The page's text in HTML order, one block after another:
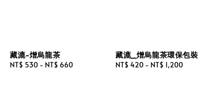
藏漉-熷烏龍茶
Regular
NT$ 530 - NT$ 660
藏漉_熷烏龍茶環保包裝
Regular
NT$ 420 - NT$ 1,200